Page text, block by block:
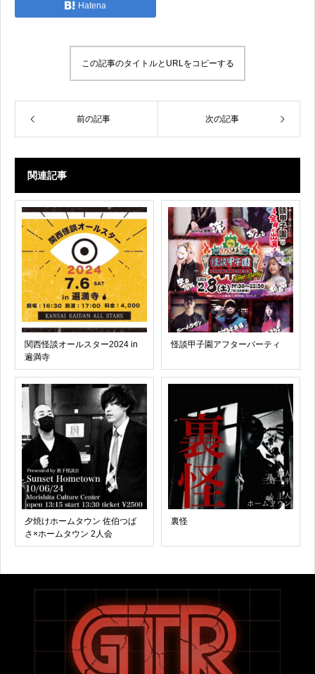
Hatena
この記事のタイトルとURLをコピーする
前の記事 次の記事
関連記事
関西怪談オールスター2024 in
遍満寺
怪談甲子園アフターパーティ
夕焼けホームタウン 佐伯つば
さ×ホームタウン 2人会
裏怪